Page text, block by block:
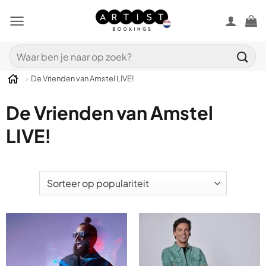
naar
Zoeken
naar:
> De Vrienden van Amstel LIVE!
De Vrienden van Amstel
LIVE!